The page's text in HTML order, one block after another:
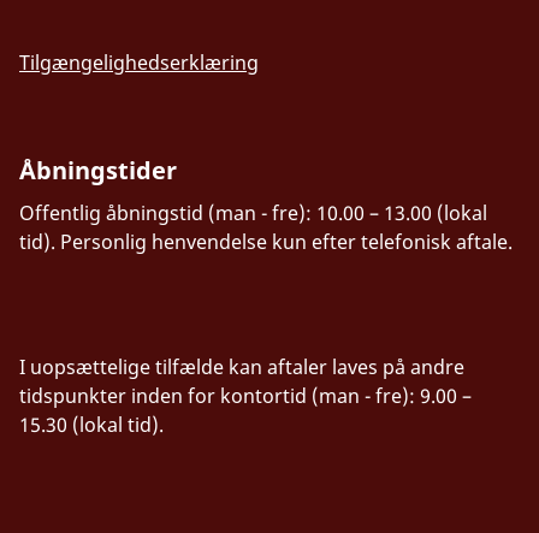
Tilgængelighedserklæring
Åbningstider
Offentlig åbningstid (man - fre): 10.00 – 13.00 (lokal
tid). Personlig henvendelse kun efter telefonisk aftale.
I uopsættelige tilfælde kan aftaler laves på andre
tidspunkter inden for kontortid (man - fre): 9.00 –
15.30 (lokal tid).